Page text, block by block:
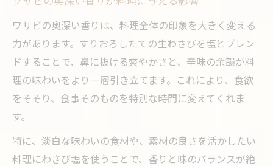
ワサビの奥深い香りは、料理全体の印象を大きく変える
力があります。すりおろしたての生わさびを塩とブレン
ドすることで、鼻に抜ける爽やかさと、辛味の余韻が料
理の味わいをより一層引き立てます。これにより、食欲
をそそり、食事そのものを特別な時間に変えてくれま
す。
特に、淡白な味わいの食材や、素材の良さを活かしたい
料理にわさび塩を使うことで、香りと味のバランスが絶